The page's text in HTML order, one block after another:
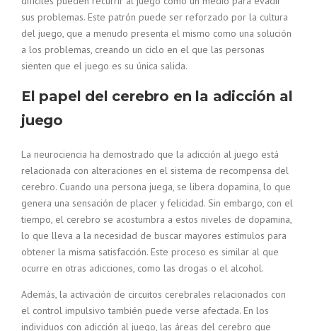
sus problemas. Este patrón puede ser reforzado por la cultura
del juego, que a menudo presenta el mismo como una solución
a los problemas, creando un ciclo en el que las personas
sienten que el juego es su única salida.
El papel del cerebro en la adicción al
juego
La neurociencia ha demostrado que la adicción al juego está
relacionada con alteraciones en el sistema de recompensa del
cerebro. Cuando una persona juega, se libera dopamina, lo que
genera una sensación de placer y felicidad. Sin embargo, con el
tiempo, el cerebro se acostumbra a estos niveles de dopamina,
lo que lleva a la necesidad de buscar mayores estímulos para
obtener la misma satisfacción. Este proceso es similar al que
ocurre en otras adicciones, como las drogas o el alcohol.
Además, la activación de circuitos cerebrales relacionados con
el control impulsivo también puede verse afectada. En los
individuos con adicción al juego, las áreas del cerebro que